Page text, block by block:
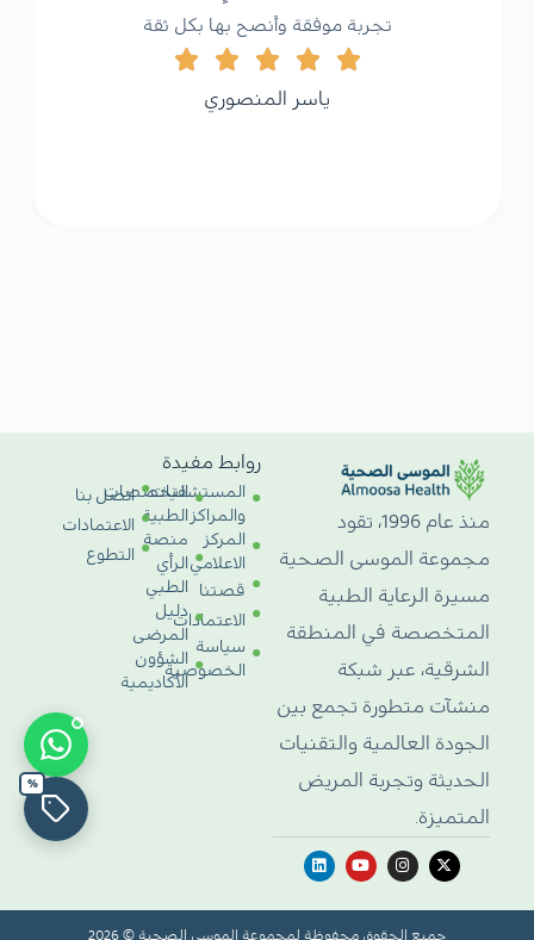
تجربة موفقة وأنصح بها بكل ثقة
ياسر المنصوري
منذ عام 1996، تقود
مجموعة الموسى الصحية
مسيرة الرعاية الطبية
المتخصصة في المنطقة
الشرقية، عبر شبكة
منشآت متطورة تجمع بين
الجودة العالمية والتقنيات
الحديثة وتجربة المريض
المتميزة.
روابط مفيدة
المستشفيات
والمراكز
المركز
الاعلامي
قصتنا
الاعتمادات
سياسة
الخصوصية
التخصصات
الطبية
منصة
الرأي
الطبي
دليل
المرضى
الشؤون
الأكاديمية
اتصل بنا
الاعتمادات
التطوع
%
جميع الحقوق محفوظة لمجموعة الموسى الصحية © 2026